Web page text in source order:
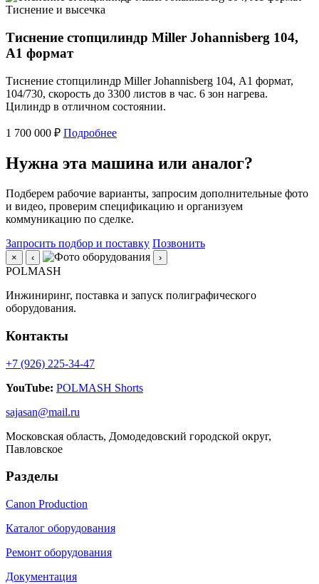
Тиснение и высечка
Тиснение стопцилиндр Miller Johannisberg 104,
А1 формат
Тиснение стопцилиндр Miller Johannisberg 104, А1 формат,
104/730, скорость до 3300 листов в час. 6 зон нагрева.
Цилиндр в отличном состоянии.
1 700 000 ₽ Подробнее
Нужна эта машина или аналог?
Подберем рабочие варианты, запросим дополнительные фото
и видео, проверим спецификацию и организуем
коммуникацию по сделке.
Запросить подбор и поставку Позвонить
× ‹ ›
POLMASH
Инжиниринг, поставка и запуск полиграфического
оборудования.
Контакты
+7 (926) 225-34-47
YouTube: POLMASH Shorts
sajasan@mail.ru
Московская область, Домодедовский городской округ,
Павловское
Разделы
Canon Production
Каталог оборудования
Ремонт оборудования
Документация